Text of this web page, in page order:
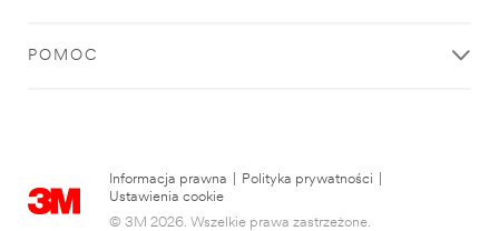
POMOC
Informacja prawna Polityka prywatności
Ustawienia cookie
© 3M 2026. Wszelkie prawa zastrzeżone.